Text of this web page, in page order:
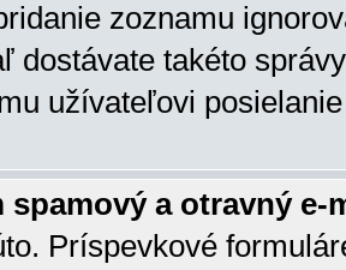
zoznamu
dostávate takéto
užívateľovi
spamový a otravný e-
Príspevkové